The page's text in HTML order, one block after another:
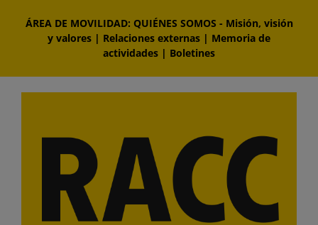
contenido
ÁREA DE MOVILIDAD: QUIÉNES SOMOS - Misión, visión
y valores | Relaciones externas | Memoria de
actividades | Boletines